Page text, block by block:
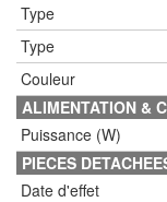
Type
Type
Couleur
ALIMENTATION &
Puissance (W)
PIECES
Date d'effet